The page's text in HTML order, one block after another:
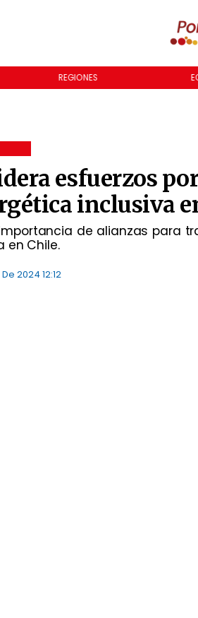
REGIONES
esfuerzos
inclusiva
de alianzas para
en Chile.
2024 12:12